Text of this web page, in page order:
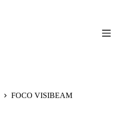
FOCO VISIBEAM